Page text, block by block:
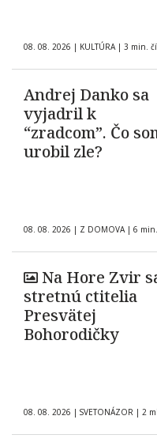
08. 08. 2026 | KULTÚRA | 3 min.
Andrej Danko sa
vyjadril k
“zradcom”. Čo
urobil zle?
08. 08. 2026 | Z DOMOVA | 6
Na Hore Zvir
stretnú ctitelia
Presvätej
Bohorodičky
08. 08. 2026 | SVETONÁZOR | 2